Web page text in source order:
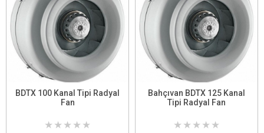
BDTX 100 Kanal Tipi Radyal
Fan
★ ★ ★ ★ ★
Bahçıvan BDTX 125 Kanal
Tipi Radyal Fan
★ ★ ★ ★ ★